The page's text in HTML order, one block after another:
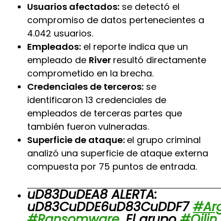
Usuarios afectados: se detectó el
compromiso de datos pertenecientes a
4.042 usuarios.
Empleados: el reporte indica que un
empleado de River resultó directamente
comprometido en la brecha.
Credenciales de terceros: se
identificaron 13 credenciales de
empleados de terceras partes que
también fueron vulneradas.
Superficie de ataque: el grupo criminal
analizó una superficie de ataque externa
compuesta por 75 puntos de entrada.
uD83DuDEA8 ALERTA:
uD83CuDDE6uD83CuDDF7